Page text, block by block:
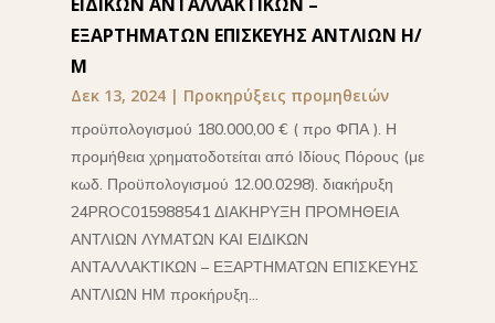
ΕΙΔΙΚΩΝ ΑΝΤΑΛΛΑΚΤΙΚΩΝ –
ΕΞΑΡΤΗΜΑΤΩΝ ΕΠΙΣΚΕΥΗΣ ΑΝΤΛΙΩΝ Η/
Μ
Δεκ 13, 2024| Προκηρύξεις προμηθειών
προϋπολογισμού 180.000,00 € ( προ ΦΠΑ ). Η
προμήθεια χρηματοδοτείται από Ιδίους Πόρους (με
κωδ. Προϋπολογισμού 12.00.0298). διακήρυξη
24PROC015988541 ΔΙΑΚΗΡΥΞΗ ΠΡΟΜΗΘΕΙΑ
ΑΝΤΛΙΩΝ ΛΥΜΑΤΩΝ ΚΑΙ ΕΙΔΙΚΩΝ
ΑΝΤΑΛΛΑΚΤΙΚΩΝ – ΕΞΑΡΤΗΜΑΤΩΝ ΕΠΙΣΚΕΥΗΣ
ΑΝΤΛΙΩΝ ΗΜ προκήρυξη...